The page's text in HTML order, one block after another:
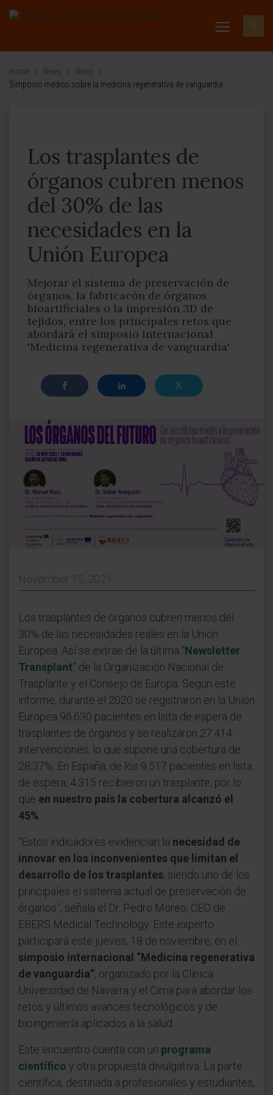
Home > News > News
>
Simposio médico sobre la medicina regenerativa de vanguardia
Los trasplantes de
órganos cubren menos
del 30% de las
necesidades en la
Unión Europea
Mejorar el sistema de preservación de
órganos, la fabricacón de órganos
bioartificiales o la impresión 3D de
tejidos, entre los principales retos que
abordará el simposio internacional
'Medicina regenerativa de vanguardia'
November 15, 2021
Los trasplantes de órganos cubren menos del
30% de las necesidades reales en la Unión
Europea. Así se extrae de la última “Newsletter
Transplant” de la Organización Nacional de
Trasplante y el Consejo de Europa. Según este
informe, durante el 2020 se registraron en la Unión
Europea 96.630 pacientes en lista de espera de
trasplantes de órganos y se realizaron 27.414
intervenciones, lo que supone una cobertura de
28,37%. En España, de los 9.517 pacientes en lista
de espera, 4.315 recibieron un trasplante, por lo
que en nuestro país la cobertura alcanzó el
45%
“Estos indicadores evidencian la necesidad de
innovar en los inconvenientes que limitan el
desarrollo de los trasplantes, siendo uno de los
principales el sistema actual de preservación de
órganos”, señala el Dr. Pedro Moreo, CEO de
EBERS Medical Technology. Este experto
participará este jueves, 18 de noviembre, en el
simposio internacional “Medicina regenerativa
de vanguardia”, organizado por la Clínica
Universidad de Navarra y el Cima para abordar los
retos y últimos avances tecnológicos y de
bioingeniería aplicados a la salud.
Este encuentro cuenta con un programa
científico y otra propuesta divulgativa. La parte
científica, destinada a profesionales y estudiantes,